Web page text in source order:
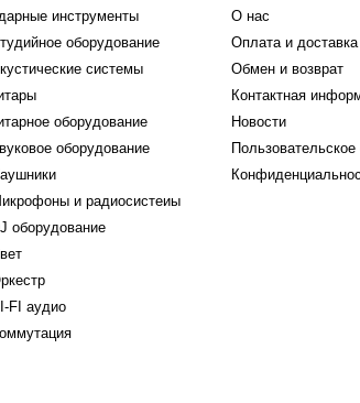
инструменты
оборудование
системы
оборудование
оборудование
и радиосистеиы
оборудование
FI аудио
О нас
Оплата и доставка
Обмен и возврат
Контактная
Новости